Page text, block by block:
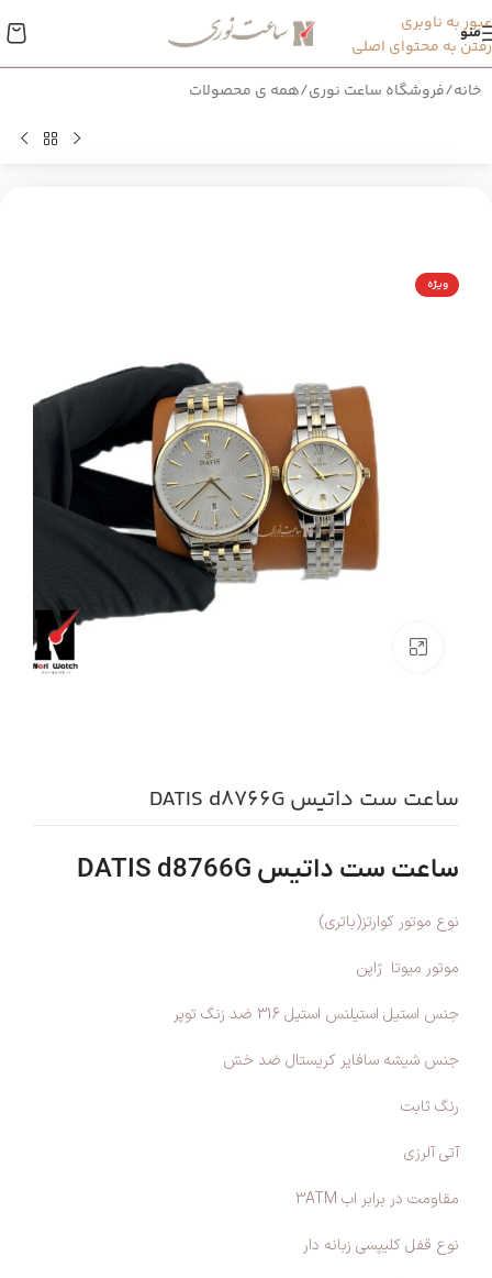
عبور به ناوبری
رفتن به محتوای اصلی
منو
خانه/فروشگاه ساعت نوری/همه ی محصولات
ویژه
ساعت ست داتیس DATIS d8766G
ساعت ست داتیس DATIS d8766G
نوع موتور کوارتز(باتری)
موتور میوتا ژاپن
جنس استیل استیلنس استیل 316 ضد زنگ توپر
جنس شیشه سافایر کریستال ضد خش
رنگ ثابت
آتی آلرزی
مقاومت در برابر اب 3ATM
نوع قفل کلیپسی زبانه دار